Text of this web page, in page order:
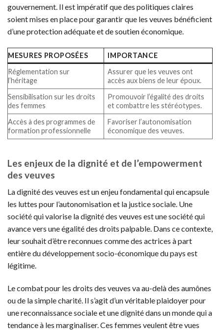
gouvernement. Il est impératif que des politiques claires
soient mises en place pour garantir que les veuves bénéficient
d’une protection adéquate et de soutien économique.
MESURES PROPOSÉES
IMPORTANCE
Réglementation sur
l’héritage
Assurer que les veuves ont
accès aux biens de leur époux.
Sensibilisation sur les droits
des femmes
Promouvoir l’égalité des droits
et combattre les stéréotypes.
Accès à des programmes de
formation professionnelle
Favoriser l’autonomisation
économique des veuves.
Les enjeux de la dignité et de l’empowerment
des veuves
La dignité des veuves est un enjeu fondamental qui encapsule
les luttes pour l’autonomisation et la justice sociale. Une
société qui valorise la dignité des veuves est une société qui
avance vers une égalité des droits palpable. Dans ce contexte,
leur souhait d’être reconnues comme des actrices à part
entière du développement socio-économique du pays est
légitime.
Le combat pour les droits des veuves va au-delà des aumônes
ou de la simple charité. Il s’agit d’un véritable plaidoyer pour
une reconnaissance sociale et une dignité dans un monde qui a
tendance à les marginaliser. Ces femmes veulent être vues